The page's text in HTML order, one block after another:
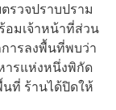
รวจปราบปราม
อมเจ้าหน้าที่ส่วน
ารลงพื้นที่พบว่า
ารแห่งหนึ่งพิกัด
นที่ ร้านได้ปิดให้